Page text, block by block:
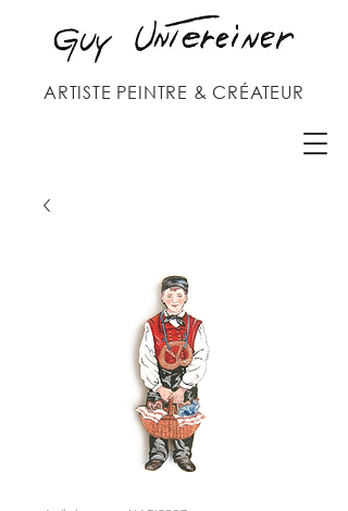
ARTISTE PEINTRE & CRÉATEUR